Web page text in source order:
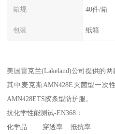
箱规 40件/箱
包装 纸箱
美国雷克兰(Lakeland)公司提供的
其中麦克斯AMN428E灭菌型一次
AMN428ETS胶条型防护服。
抗化学性能测试-EN368：
化学品 穿透率 抵抗率